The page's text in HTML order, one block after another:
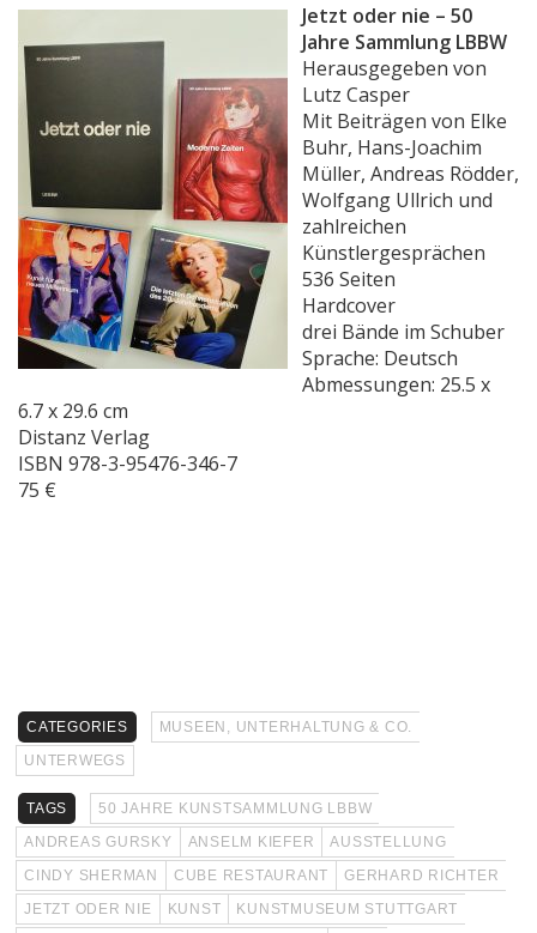
Jetzt oder nie – 50
Jahre Sammlung LBBW
Herausgegeben von
Lutz Casper
Mit Beiträgen von Elke
Buhr, Hans-Joachim
Müller, Andreas Rödder,
Wolfgang Ullrich und
zahlreichen
Künstlergesprächen
536 Seiten
Hardcover
drei Bände im Schuber
Sprache: Deutsch
Abmessungen: 25.5 x
6.7 x 29.6 cm
Distanz Verlag
ISBN 978-3-95476-346-7
75 €
CATEGORIES
MUSEEN, UNTERHALTUNG & CO.
UNTERWEGS
TAGS
50 JAHRE KUNSTSAMMLUNG LBBW
ANDREAS GURSKY
ANSELM KIEFER
AUSSTELLUNG
CINDY SHERMAN
CUBE RESTAURANT
GERHARD RICHTER
JETZT ODER NIE
KUNST
KUNSTMUSEUM STUTTGART